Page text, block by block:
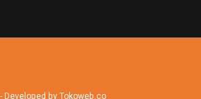
- Developed by Tokoweb.co